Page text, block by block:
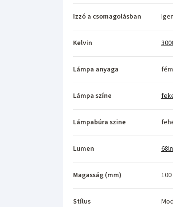
Izzó a csomagolásban Igen
Kelvin
Lámpa anyaga
Lámpa színe
Lámpabúra szine
Lumen
Magasság (mm) 100
Stílus